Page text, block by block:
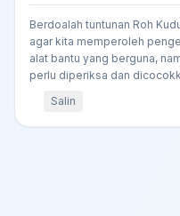
Berdoalah tuntunan Roh
agar kita memperoleh
alat bantu yang berguna,
perlu diperiksa dan
Salin